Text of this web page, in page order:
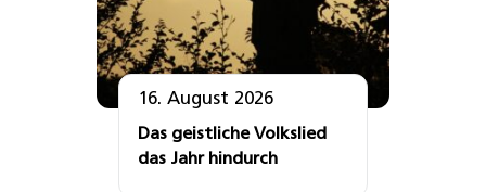
16. August 2026
Das geistliche Volkslied
das Jahr hindurch